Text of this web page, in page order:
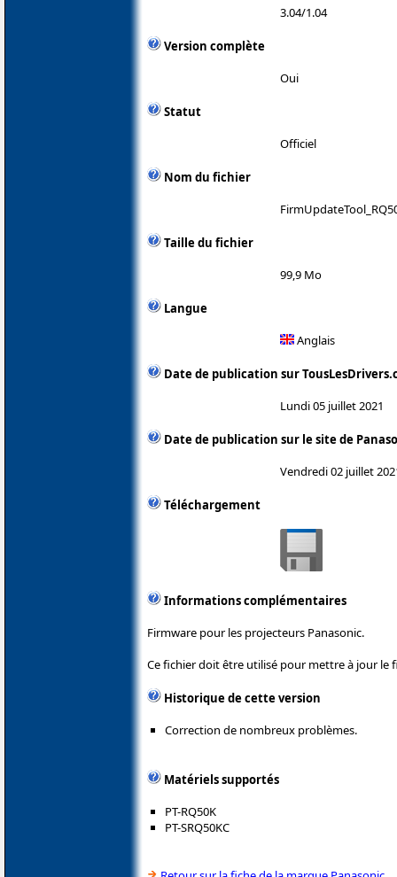
3.04/1.04
Version complète
Oui
Statut
Officiel
Nom du fichier
Taille du fichier
99,9 Mo
Langue
Anglais
Date de publication sur
Lundi 05 juillet 2021
Date de publication sur le site de
Vendredi 02 juillet
Téléchargement
Informations complémentaires
Firmware pour les projecteurs Panasonic.
Ce fichier doit être utilisé pour mettre à jour le
Historique de cette version
Correction de nombreux problèmes.
Matériels supportés
PT-RQ50K
PT-SRQ50KC